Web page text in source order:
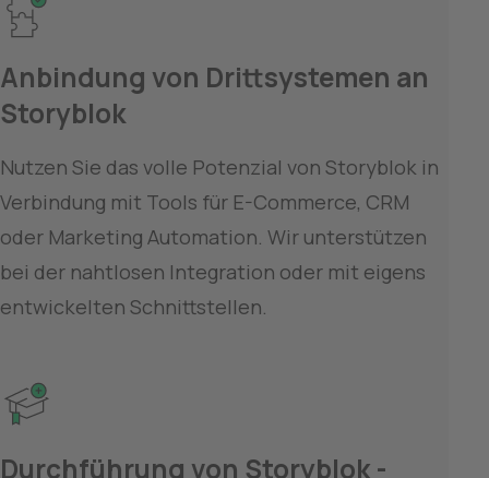
Anbindung von Drittsystemen an
Storyblok
Nutzen Sie das volle Potenzial von Storyblok in
Verbindung mit Tools für E-Commerce, CRM
oder Marketing Automation. Wir unterstützen
bei der nahtlosen Integration oder mit eigens
entwickelten Schnittstellen.
Durchführung von Storyblok -